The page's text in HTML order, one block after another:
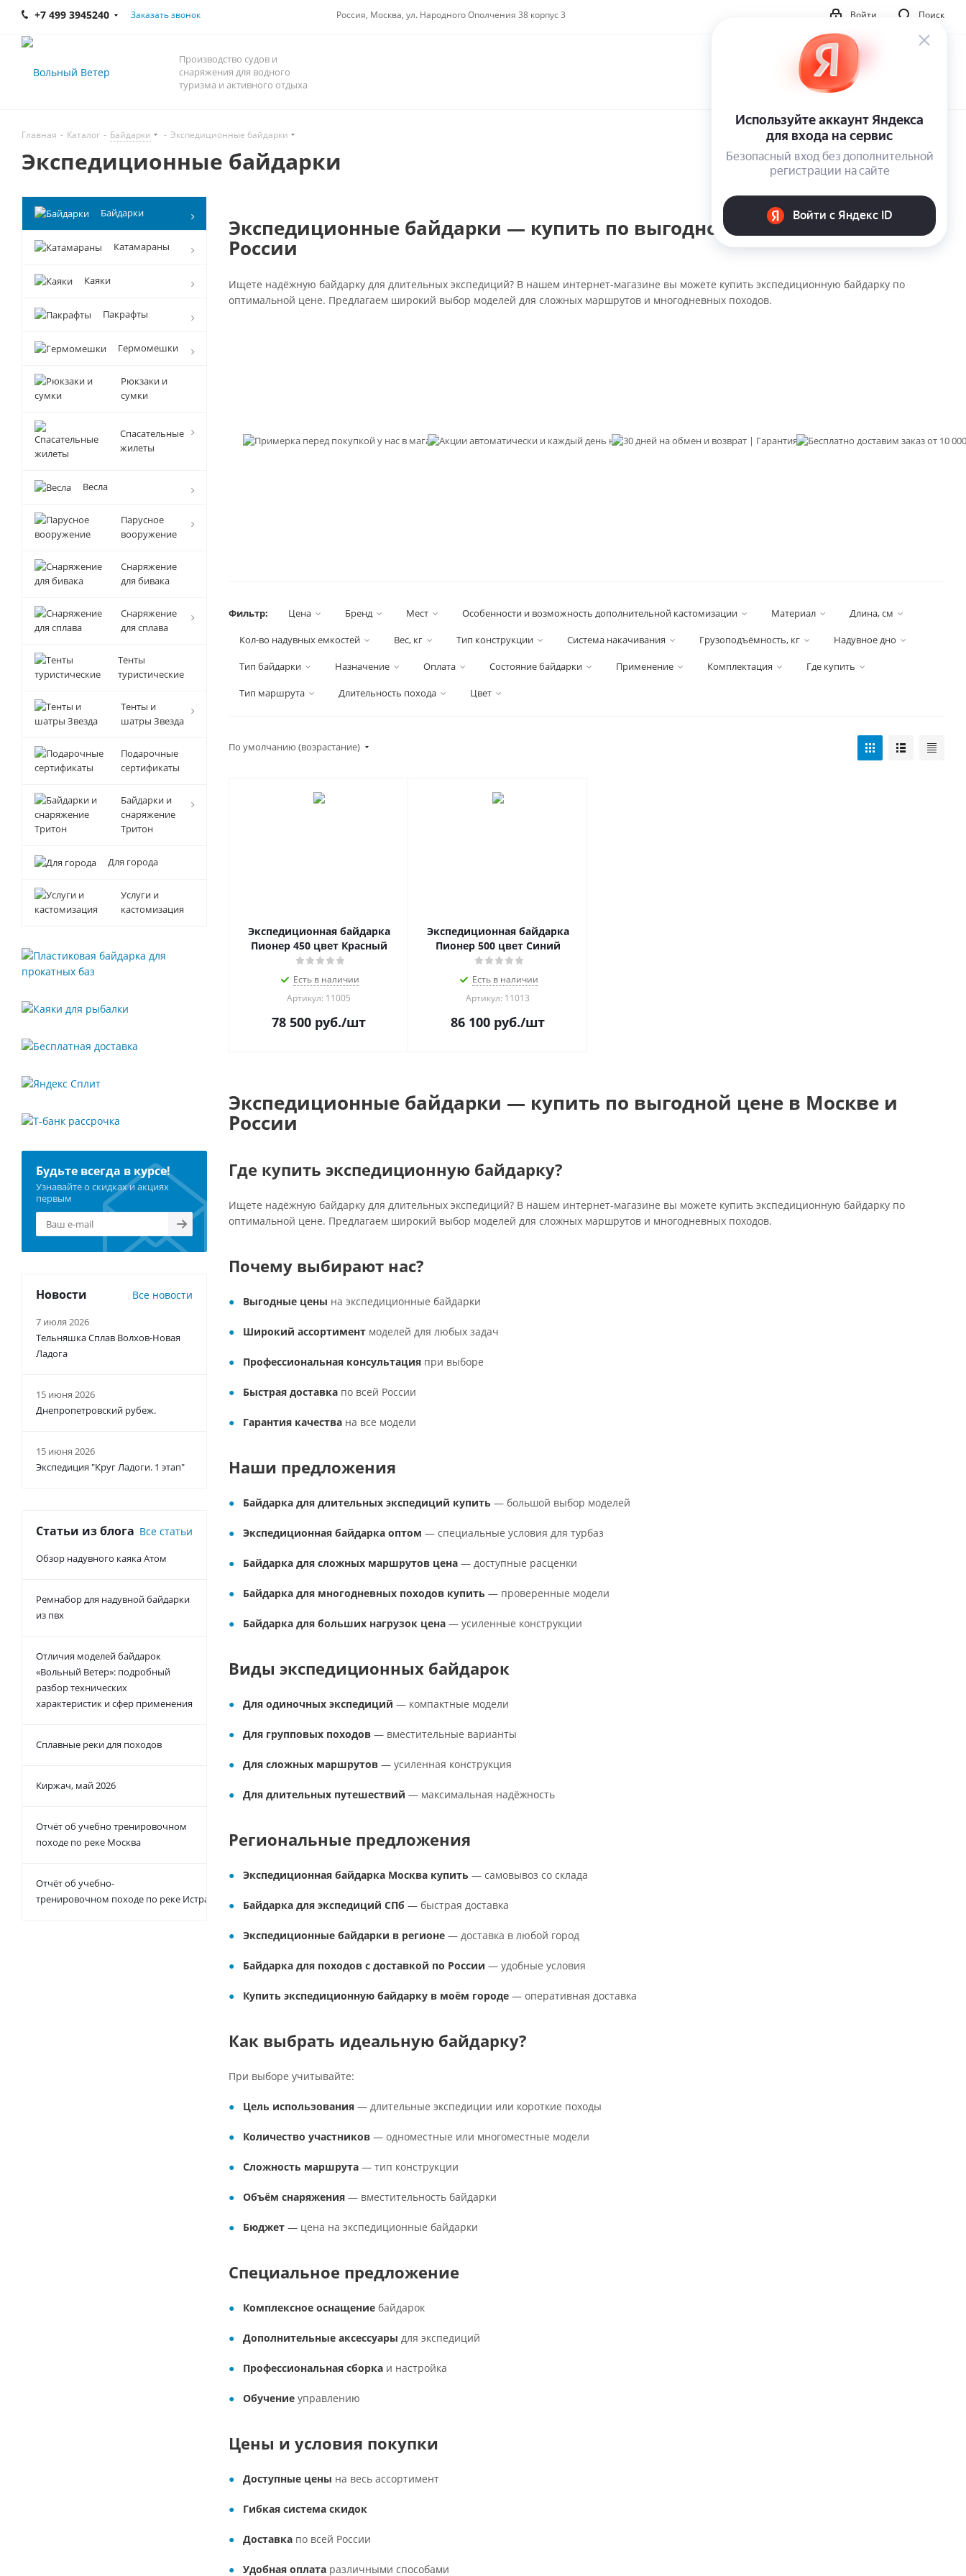
+7 499 3945240 Заказать звонок Россия, Москва, ул. Народного Ополчения 38 корпус 3 Поиск
Войти
Производство судов и
снаряжения для водного
туризма и активного отдыха
Главная - Каталог - Байдарки - Экспедиционные байдарки
Экспедиционные байдарки
Экспедиционные байдарки — купить по выгодной цене в Москве и
России
Ищете надёжную байдарку для длительных экспедиций? В нашем интернет-магазине вы можете купить экспедиционную байдарку по
оптимальной цене. Предлагаем широкий выбор моделей для сложных маршрутов и многодневных походов.
покупкой
Фильтр: Цена Бренд Мест Особенности и возможность дополнительной кастомизации Материал Длина, см
Кол-во надувных емкостей Вес, кг Тип конструкции Система накачивания Грузоподъёмность, кг Надувное дно
Тип байдарки Назначение Оплата Состояние байдарки Применение Комплектация Где купить
Тип маршрута Длительность похода Цвет
По умолчанию (возрастание)
Экспедиционная байдарка
Пионер 450 цвет Красный
Есть в наличии
Артикул: 11005
78 500 руб./шт
Экспедиционная байдарка
Пионер 500 цвет Синий
Есть в наличии
Артикул: 11013
86 100 руб./шт
Экспедиционные байдарки — купить по выгодной цене в Москве и
России
Где купить экспедиционную байдарку?
Ищете надёжную байдарку для длительных экспедиций? В нашем интернет-магазине вы можете купить экспедиционную байдарку по
оптимальной цене. Предлагаем широкий выбор моделей для сложных маршрутов и многодневных походов.
Почему выбирают нас?
Выгодные цены на экспедиционные байдарки
Широкий ассортимент моделей для любых задач
Профессиональная консультация при выборе
Быстрая доставка по всей России
Гарантия качества на все модели
Наши предложения
Байдарка для длительных экспедиций купить — большой выбор моделей
Экспедиционная байдарка оптом — специальные условия для турбаз
Байдарка для сложных маршрутов цена — доступные расценки
Байдарка для многодневных походов купить — проверенные модели
Байдарка для больших нагрузок цена — усиленные конструкции
Виды экспедиционных байдарок
Для одиночных экспедиций — компактные модели
Для групповых походов — вместительные варианты
Для сложных маршрутов — усиленная конструкция
Для длительных путешествий — максимальная надёжность
Региональные предложения
Экспедиционная байдарка Москва купить — самовывоз со склада
Байдарка для экспедиций СПб — быстрая доставка
Экспедиционные байдарки в регионе — доставка в любой город
Байдарка для походов с доставкой по России — удобные условия
Купить экспедиционную байдарку в моём городе — оперативная доставка
Как выбрать идеальную байдарку?
При выборе учитывайте:
Цель использования — длительные экспедиции или короткие походы
Количество участников — одноместные или многоместные модели
Сложность маршрута — тип конструкции
Объём снаряжения — вместительность байдарки
Бюджет — цена на экспедиционные байдарки
Специальное предложение
Комплексное оснащение байдарок
Дополнительные аксессуары для экспедиций
Профессиональная сборка и настройка
Обучение управлению
Цены и условия покупки
Доступные цены на весь ассортимент
Гибкая система скидок
Доставка по всей России
Удобная оплата различными способами
Байдарки
Катамараны
Каяки
Пакрафты
Гермомешки
Рюкзаки и
сумки
Спасательные
жилеты
Весла
Парусное
вооружение
Снаряжение
для бивака
Снаряжение
для сплава
Тенты
туристические
Тенты и
шатры Звезда
Подарочные
сертификаты
Байдарки и
снаряжение
Тритон
Для города
Услуги и
кастомизация
Будьте всегда в курсе!
Узнавайте о скидках и акциях
первым
Новости Все новости
7 июля 2026
Тельняшка Сплав Волхов-Новая
Ладога
15 июня 2026
Днепропетровский рубеж.
15 июня 2026
Экспедиция "Круг Ладоги. 1 этап"
Статьи из блога Все статьи
Обзор надувного каяка Атом
Ремнабор для надувной байдарки
из пвх
Отличия моделей байдарок
«Вольный Ветер»: подробный
разбор технических
характеристик и сфер применения
Сплавные реки для походов
Киржач, май 2026
Отчёт об учебно тренировочном
походе по реке Москва
Отчёт об учебно-
тренировочном походе по реке Истра